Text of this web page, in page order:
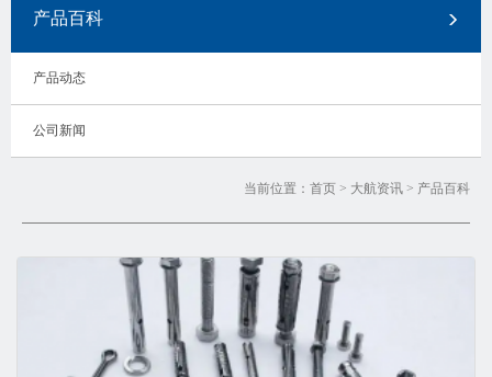
产品百科
产品动态
公司新闻
当前位置： 首页 > 大航资讯 > 产品百科